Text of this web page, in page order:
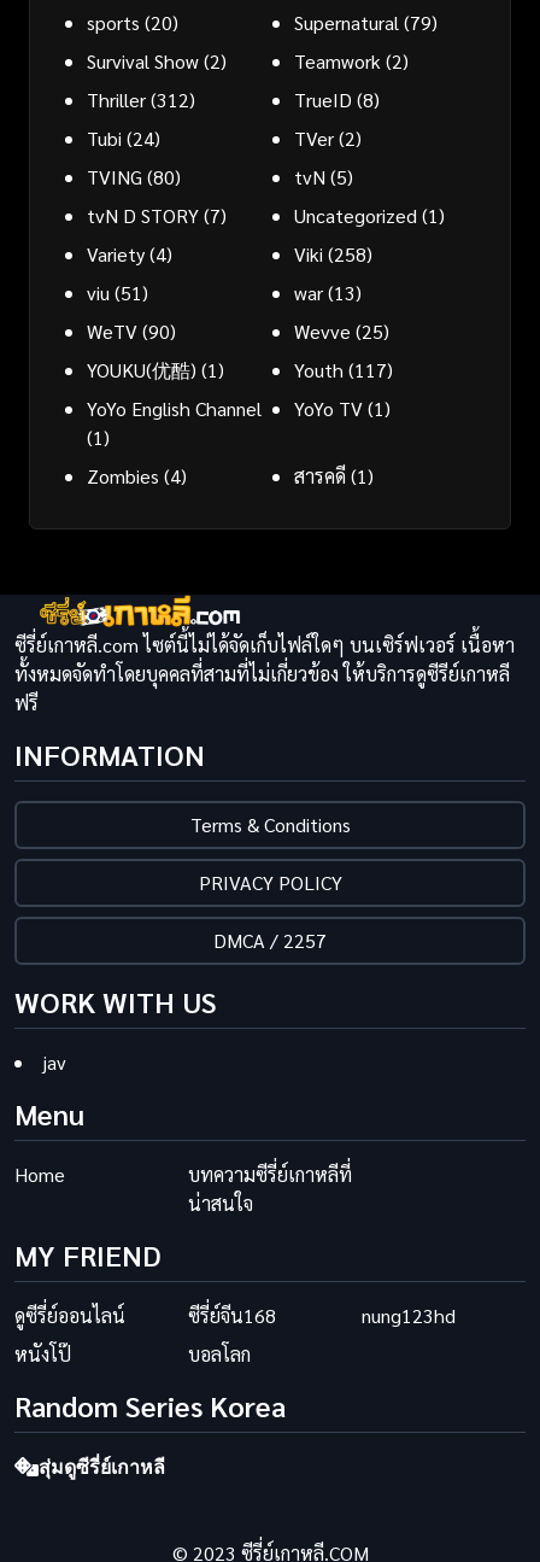
sports (20) Supernatural (79)
Survival Show(2) Teamwork (2)
Thriller(312) TrueID (8)
Tubi (24) TVer(2)
TVING (80) tvN (5)
tvN D STORY(7) Uncategorized (1)
Variety(4) Viki (258)
viu (51) war(13)
WeTV(90) Wevve (25)
YOUKU(优酷) (1) Youth (117)
YoYo English Channel
(1)
YoYo TV(1)
Zombies (4) สารคดี(1)
ซีรี่ย์เกาหลี.com ไซต์นี้ไม่ได้จัดเก็บไฟล์ใดๆ บนเซิร์ฟเวอร์ เนื้อหา
ทั้งหมดจัดทำโดยบุคคลที่สามที่ไม่เกี่ยวข้อง ให้บริการดูซีรีย์เกาหลี
ฟรี
INFORMATION
Terms & Conditions
PRIVACY POLICY
DMCA / 2257
WORK WITH US
jav
Menu
Home
บทความซีรี่ย์เกาหลีที่
น่าสนใจ
MY FRIEND
ดูซีรี่ย์ออนไลน์ ซีรี่ย์จีน168
nung123hd
หนังโป๊
บอลโลก
Random Series Korea
สุ่มดูซีรี่ย์เกาหลี
© 2023 ซีรี่ย์เกาหลี.COM